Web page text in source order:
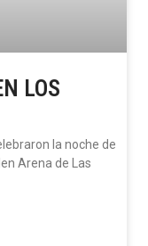
LOS
la noche de
Arena de Las